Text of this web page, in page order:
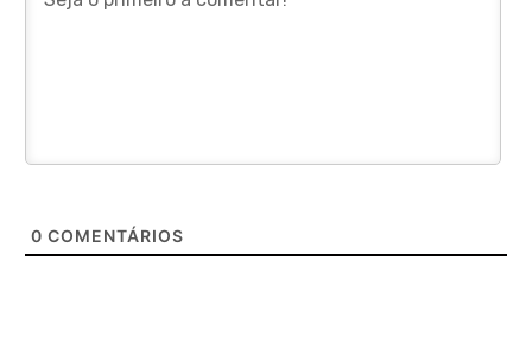
0 COMENTÁRIOS